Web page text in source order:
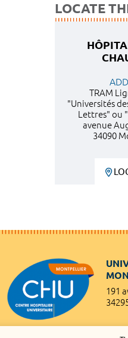
LOCATE
TRAM
"Universités
Lettres" ou
avenue
34090
191